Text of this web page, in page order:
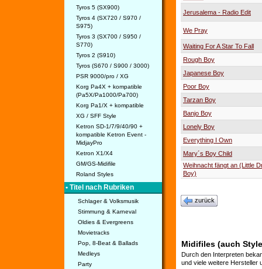
Tyros 5 (SX900)
Tyros 4 (SX720 / S970 /
S975)
Tyros 3 (SX700 / S950 /
S770)
Tyros 2 (S910)
Tyros (S670 / S900 / 3000)
PSR 9000/pro / XG
Korg Pa4X + kompatible
(Pa5X/Pa1000/Pa700)
Korg Pa1/X + kompatible
XG / SFF Style
Ketron SD-1/7/9/40/90 +
kompatible Ketron Event -
MidjayPro
Ketron X1/X4
GM/GS-Midifile
Roland Styles
• Titel nach Rubriken
Schlager & Volksmusik
Stimmung & Karneval
Oldies & Evergreens
Movietracks
Pop, 8-Beat & Ballads
Medleys
Party
Jerusalema - Radio Edit
We Pray
Waiting For A Star To Fall
Rough Boy
Japanese Boy
Poor Boy
Tarzan Boy
Banjo Boy
Lonely Boy
Everything I Own
Mary´s Boy Child
Weihnacht fängt an (Little
Boy)
zurück
Midifiles (auch
Durch den Interpreten
und viele weitere Hersteller